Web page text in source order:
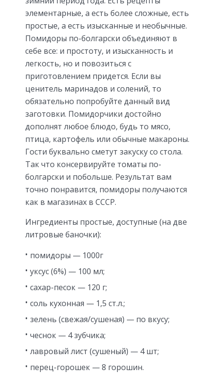
элементарные, а есть более сложные, есть
простые, а есть изысканные и необычные.
Помидоры по-болгарски объединяют в
себе все: и простоту, и изысканность и
легкость, но и повозиться с
приготовлением придется. Если вы
ценитель маринадов и солений, то
обязательно попробуйте данный вид
заготовки. Помидорчики достойно
дополнят любое блюдо, будь то мясо,
птица, картофель или обычные макароны.
Гости буквально сметут закуску со стола.
Так что консервируйте томаты по-
болгарски и побольше. Результат вам
точно понравится, помидоры получаются
как в магазинах в СССР.
Ингредиенты простые, доступные (на две
литровые баночки):
помидоры — 1000г
уксус (6%) — 100 мл;
сахар-песок — 120 г;
соль кухонная — 1,5 ст.л.;
зелень (свежая/сушеная) — по вкусу;
чеснок — 4 зубчика;
лавровый лист (сушеный) — 4 шт;
перец-горошек — 8 горошин.